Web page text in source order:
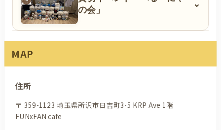
コラボ内装イメージ
貸切イベント「ところざわの奇祭 2アウト満塁」
の会」
⌄
MAP
住所
〒 359-1123 埼玉県所沢市日吉町3-5 KRP Ave 1階
FUNxFAN cafe